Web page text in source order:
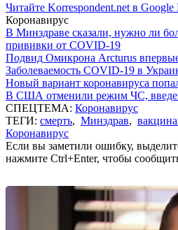
Читайте Korrespondent.net в Google
Коронавирус
В Минздраве сказали, нужно ли
прививки от COVID-19
Подвид Омикрона Arcturus
Заболеваемость COVID-19 в
Новый вариант коронавируса
В США отменили режим ЧС,
СПЕЦТЕМА: Коронавирус
ТЕГИ: смерть, Минздрав,
Коронавирус
Если вы заметили ошибку,
нажмите Ctrl+Enter, чтобы